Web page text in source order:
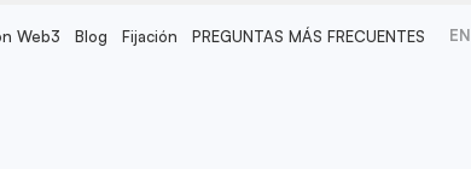
Web3 Blog Fijación PREGUNTAS MÁS FRECUENTES EN